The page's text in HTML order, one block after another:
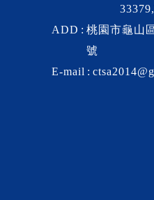
ADD
桃園市龜山
號
E-mail